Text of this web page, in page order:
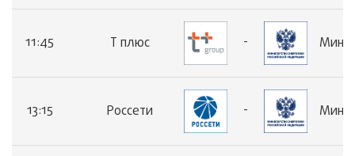
11:45 Т плюс -
13:15 Россети -